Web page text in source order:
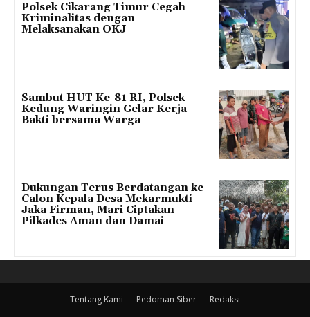
Polsek Cikarang Timur Cegah
Kriminalitas dengan
Melaksanakan OKJ
Sambut HUT Ke-81 RI, Polsek
Kedung Waringin Gelar Kerja
Bakti bersama Warga
Dukungan Terus Berdatangan ke
Calon Kepala Desa Mekarmukti
Jaka Firman, Mari Ciptakan
Pilkades Aman dan Damai
Tentang Kami Pedoman Siber Redaksi